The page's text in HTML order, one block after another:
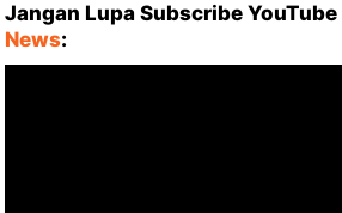
Jangan Lupa Subscribe YouTube
News: